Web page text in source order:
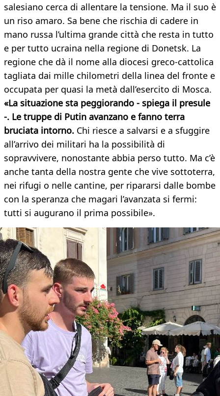
salesiano cerca di allentare la tensione. Ma il suo è
un riso amaro. Sa bene che rischia di cadere in
mano russa l’ultima grande città che resta in tutto
e per tutto ucraina nella regione di Donetsk. La
regione che dà il nome alla diocesi greco-cattolica
tagliata dai mille chilometri della linea del fronte e
occupata per quasi la metà dall’esercito di Mosca.
«La situazione sta peggiorando - spiega il presule
-. Le truppe di Putin avanzano e fanno terra
bruciata intorno. Chi riesce a salvarsi e a sfuggire
all’arrivo dei militari ha la possibilità di
sopravvivere, nonostante abbia perso tutto. Ma c’è
anche tanta della nostra gente che vive sottoterra,
nei rifugi o nelle cantine, per ripararsi dalle bombe
con la speranza che magari l’avanzata si fermi:
tutti si augurano il prima possibile».